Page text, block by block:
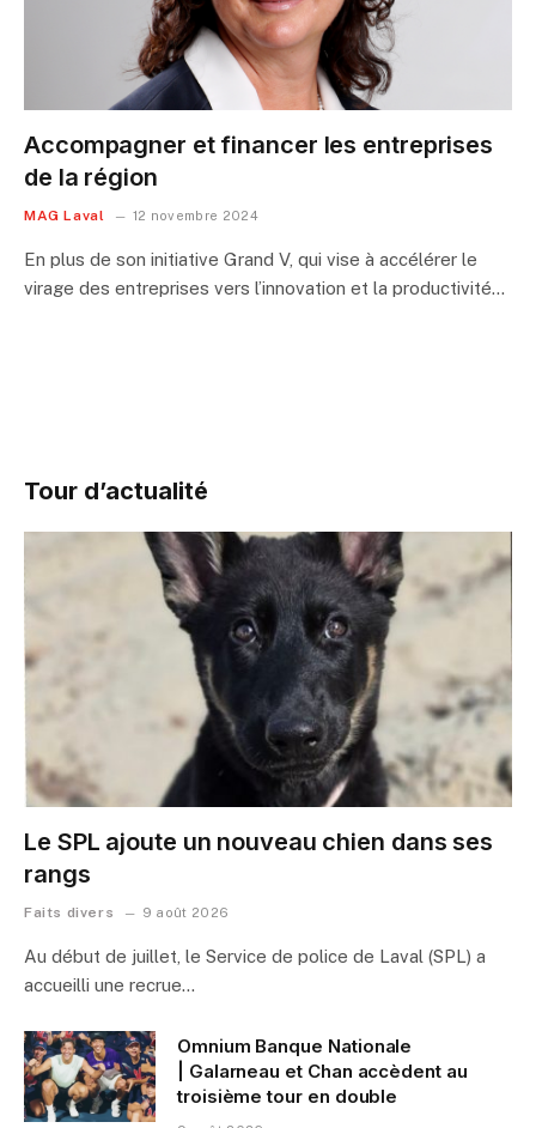
Accompagner et financer les entreprises
de la région
MAG Laval 12 novembre 2024
En plus de son initiative Grand V, qui vise à accélérer le
virage des entreprises vers l’innovation et la productivité…
Tour d’actualité
Le SPL ajoute un nouveau chien dans ses
rangs
Faits divers 9 août 2026
Au début de juillet, le Service de police de Laval (SPL) a
accueilli une recrue…
Omnium Banque Nationale
| Galarneau et Chan accèdent au
troisième tour en double